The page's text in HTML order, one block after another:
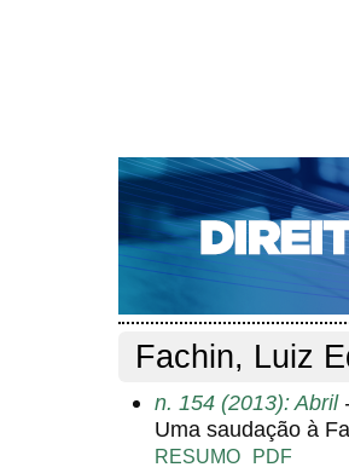
CAPA SOBRE ACESSO
NOTÍCIAS
EDIÇÕES DE Nº
Capa>Pesquisa> Perfil do autor
Perfil do autor
Fachin, Luiz
n. 154 (2013): Abril
Uma saudação à
RESUMO PDF